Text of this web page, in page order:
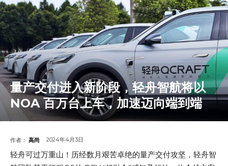
量产交付进入新阶段，轻舟智航将以
NOA 百万台上车，加速迈向端到端
作者： 高尚 2024年4月3日
轻舟可过万重山！历经数月艰苦卓绝的量产交付攻坚，轻舟智